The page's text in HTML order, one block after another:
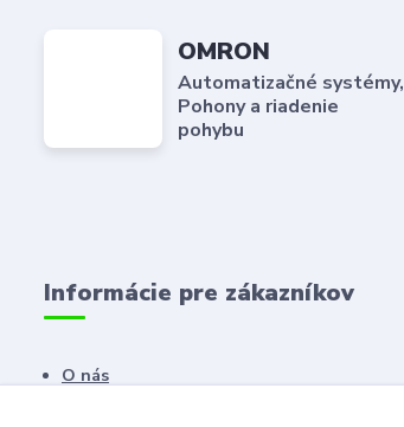
OMRON
Automatizačné systémy,
Pohony a riadenie
pohybu
Informácie pre zákazníkov
O nás